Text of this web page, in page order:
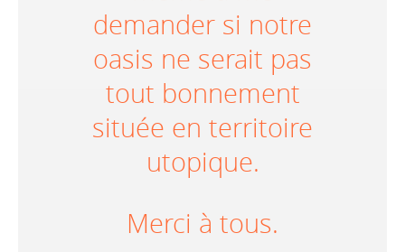
demander si notre
oasis ne serait pas
tout bonnement
située en territoire
utopique.
Merci à tous.